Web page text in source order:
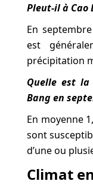
Pleut-il à Cao
En
est
précipitation
Quelle est la
Bang en
En moyenne
sont
d’une ou
Climat